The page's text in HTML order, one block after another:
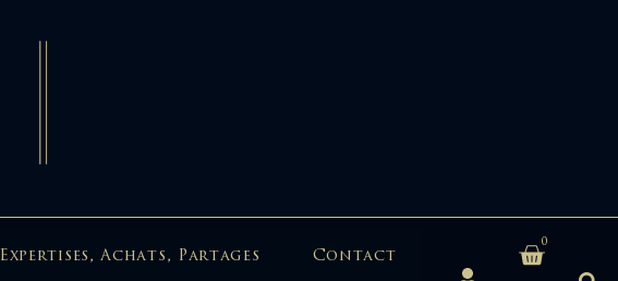
Expertises, Achats, Partages Contact
0